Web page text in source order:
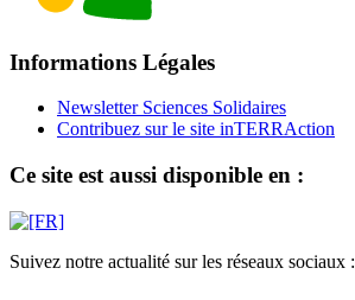
Informations Légales
Newsletter Sciences Solidaires
Contribuez sur le site inTERRAction
Ce site est aussi disponible en :
Suivez notre actualité sur les réseaux sociaux :